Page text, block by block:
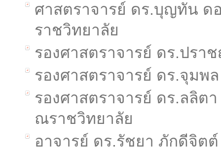
ศาสตราจารย์ ดร.บุญทัน ด
ราชวิทยาลัย
รองศาสตราจารย์ ดร.ปร
รองศาสตราจารย์ ดร.จุม
รองศาสตราจารย์ ดร.ลลิต
ณราชวิทยาลัย
อาจารย์ ดร.รัชยา ภักดีจิต